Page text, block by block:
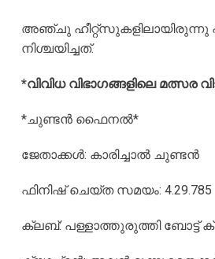
അഞ്ചു ഹീറ്റ്‌സുകളിലായിരുന്നു
നിശ്ചയിച്ചത്.
*വിവിധ വിഭാഗങ്ങളിലെ മത്സര
*ചുണ്ടന്‍ ഫൈനല്‍*
ജേതാക്കള്‍: കാരിച്ചാല്‍ ചുണ്ടന്‍
ഫിനിഷ് ചെയ്ത സമയം: 4.29.785
ക്ലബ്: പള്ളാത്തുരുത്തി ബോട്ട്